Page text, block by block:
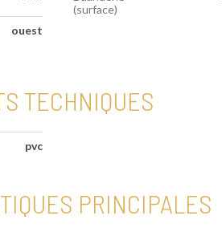
(surface)
ouest
TECHNIQUES
pvc
PRINCIPALES